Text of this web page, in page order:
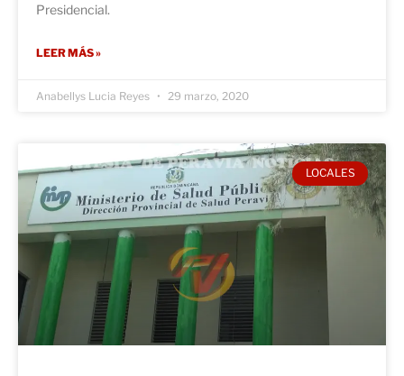
Presidencial.
LEER MÁS »
Anabellys Lucia Reyes 29 marzo, 2020
LOCALES